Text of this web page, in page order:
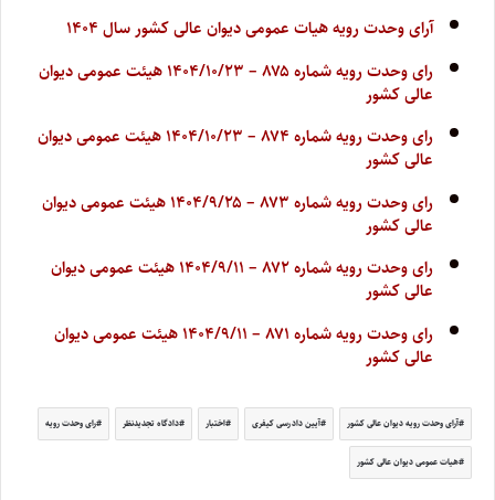
آرای وحدت رویه هیات عمومی دیوان عالی کشور سال ۱۴۰۴
رای وحدت رویه شماره ۸۷۵ – ۱۴۰۴/۱۰/۲۳ هیئت عمومی دیوان
عالی کشور
رای وحدت رویه شماره ۸۷۴ – ۱۴۰۴/۱۰/۲۳ هیئت عمومی دیوان
عالی کشور
رای وحدت رویه شماره ۸۷۳ – ۱۴۰۴/۹/۲۵ هیئت عمومی دیوان
عالی کشور
رای وحدت رویه شماره ۸۷۲ – ۱۴۰۴/۹/۱۱ هیئت عمومی دیوان
عالی کشور
رای وحدت رویه شماره ۸۷۱ – ۱۴۰۴/۹/۱۱ هیئت عمومی دیوان
عالی کشور
آرای وحدت رویه دیوان عالی کشور آیین دادرسی کیفری اختبار دادگاه تجدیدنظر رای وحدت رویه
هیات عمومی دیوان عالی کشور